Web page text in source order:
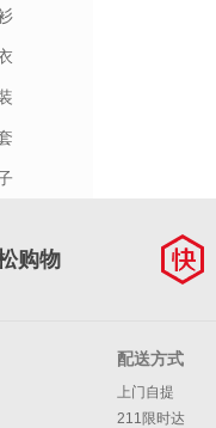
购物
配送方式
上门自提
211限时达